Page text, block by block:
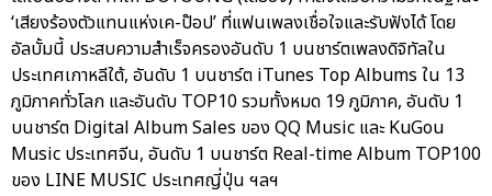
‘เสียงร้องตัวแทนแห่งเค-ป๊อป’ ที่แฟนเพลงเชื่อใจและรับฟังได้ โดย
อัลบั้มนี้ ประสบความสำเร็จครองอันดับ 1 บนชาร์ตเพลงดิจิทัลใน
ประเทศเกาหลีใต้, อันดับ 1 บนชาร์ต iTunes Top Albums ใน 13
ภูมิภาคทั่วโลก และอันดับ TOP10 รวมทั้งหมด 19 ภูมิภาค, อันดับ 1
บนชาร์ต Digital Album Sales ของ QQ Music และ KuGou
Music ประเทศจีน, อันดับ 1 บนชาร์ต Real-time Album TOP100
ของ LINE MUSIC ประเทศญี่ปุ่น ฯลฯ